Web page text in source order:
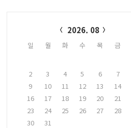
2026. 08
일 월 화 수 목 금
2
3 4 5 6 7
9
10 11 12 13 14
16
17 18 19 20 21
23
24 25 26 27 28
30
31